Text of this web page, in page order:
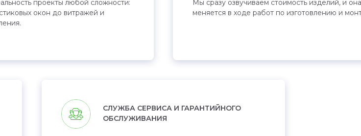
проекты любой сложности:
окон до витражей и
Мы сразу озвучиваем стоимость изделий, и
меняется в ходе работ по изготовлению и
СЛУЖБА СЕРВИСА И ГАРАНТИЙНОГО
ОБСЛУЖИВАНИЯ